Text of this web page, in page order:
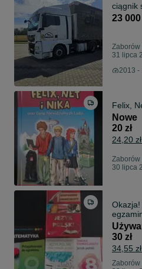
ciągnik
23 000
Zaborów II
31 lipca
2013 -
Felix,
Nowe
20 zł
24,20
Zaborów II
30 lipca
30 zł
34,55
Zaborów II